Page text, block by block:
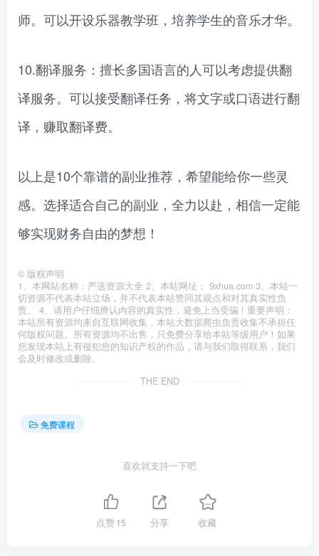
师。可以开设乐器教学班，培养学生的音乐才华。
10.翻译服务：擅长多国语言的人可以考虑提供翻
译服务。可以接受翻译任务，将文字或口语进行翻
译，赚取翻译费。
以上是10个靠谱的副业推荐，希望能给你一些灵
感。选择适合自己的副业，全力以赴，相信一定能
够实现财务自由的梦想！
© 版权声明
1、本网站名称：严选资源大全 2、本站网址： 9xhua.com 3、本站一
切资源不代表本站立场，并不代表本站赞同其观点和对其真实性负
责。 4、请用户仔细辨认内容的真实性，避免上当受骗 ! 重要声明：
本站所有资源均来自互联网收集，本站大数据爬虫负责收集不承担任
何版权问题。所有资源均不出售，只免费分享给本站等级用户！如果
您发现本站上有侵犯您的知识产权的作品，请与我们取得联系，我们
会及时修改或删除。
THE END
免费课程
喜欢就支持一下吧
点赞15 分享 收藏